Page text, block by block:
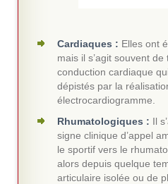
Cardiaques : Elles ont
mais il s’agit souvent
conduction cardiaque
dépistés par la
électrocardiogramme.
Rhumatologiques : Il
signe clinique d’appel
le sportif vers le
alors depuis quelque
articulaire isolée ou de